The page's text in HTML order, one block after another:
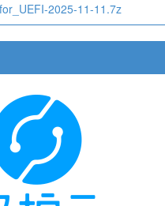
2025-11-11.7z